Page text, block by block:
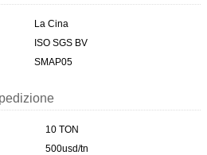
La Cina
ISO SGS BV
SMAP05
10 TON
500usd/tn